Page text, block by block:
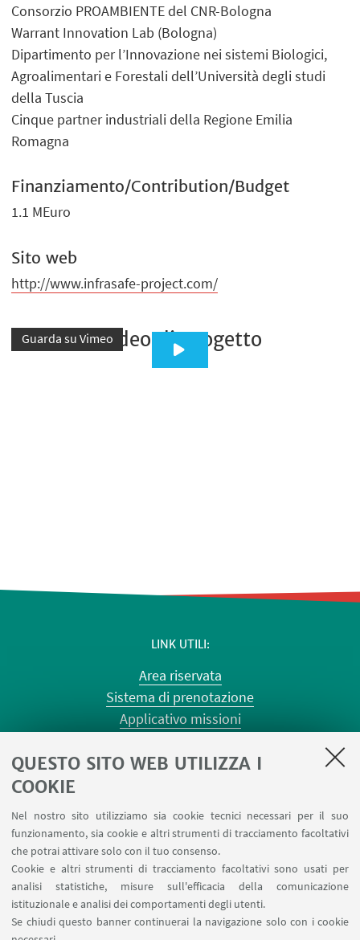
QUESTO SITO WEB UTILIZZA I
COOKIE
Nel nostro sito utilizziamo sia cookie tecnici necessari per il suo
funzionamento, sia cookie e altri strumenti di tracciamento facoltativi
che potrai attivare solo con il tuo consenso.
Cookie e altri strumenti di tracciamento facoltativi sono usati per
analisi statistiche, misure sull'efficacia della comunicazione
istituzionale e analisi dei comportamenti degli utenti.
Se chiudi questo banner continuerai la navigazione solo con i cookie
Consorzio PROAMBIENTE del CNR-Bologna
Warrant Innovation Lab (Bologna)
Dipartimento per l’Innovazione nei sistemi Biologici,
Agroalimentari e Forestali dell’Università degli studi
della Tuscia
Cinque partner industriali della Regione Emilia
Romagna
Finanziamento/Contribution/Budget
1.1 MEuro
Sito web
http://www.infrasafe-project.com/
Video di progetto
Guarda su Vimeo
LINK UTILI
Area riservata
Sistema di prenotazione
Applicativo missioni
Planner aule Terracini
Forms per sottomissione eventi/notizie
Carta dei servizi
SEGUI IL DIPARTIMENTO SU: